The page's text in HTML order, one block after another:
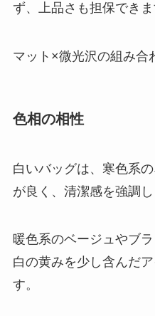
ず、上品さも担保できま
マット×微光沢の組み合
色相の相性
白いバッグは、寒色系
が良く、清潔感を強調し
暖色系のベージュやブ
白の黄みを少し含んだ
す。